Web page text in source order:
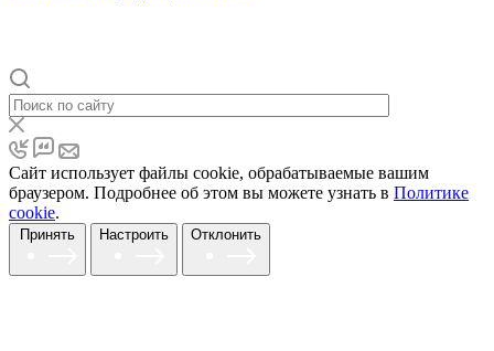
Сайт использует файлы cookie, обрабатываемые вашим
браузером. Подробнее об этом вы можете узнать в Политике
cookie.
Принять Настроить Отклонить